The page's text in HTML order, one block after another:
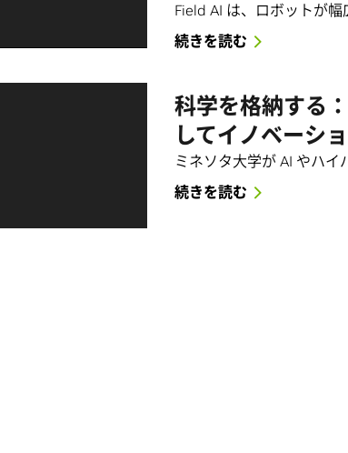
Field AI は、ロボットが
続きを読む
科学を格納する
してイノベーシ
ミネソタ大学が AI やハ
続きを読む